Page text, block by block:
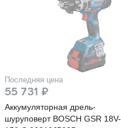
Последняя цена
55 731 ₽
Аккумуляторная дрель-
шуруповерт BOSCH GSR 18V-